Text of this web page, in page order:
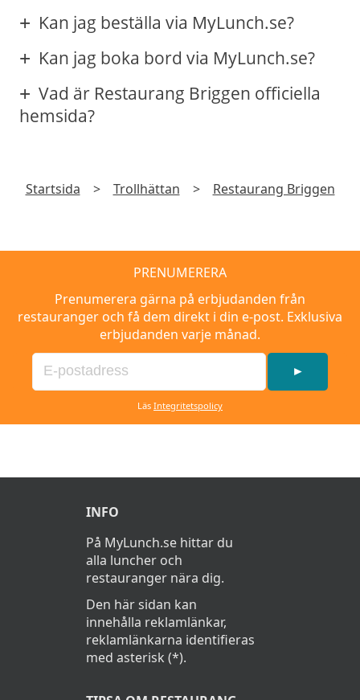
Kan jag beställa via MyLunch.se?
Kan jag boka bord via MyLunch.se?
Vad är Restaurang Briggen officiella
hemsida?
Startsida > Trollhättan > Restaurang Briggen
PRENUMERERA
Prenumerera gärna på erbjudanden från
restauranger och få dem direkt i din e-post. Exklusiva
erbjudanden varje månad.
►
Läs Integritetspolicy
INFO
På MyLunch.se hittar du
alla luncher och
restauranger nära dig.
Den här sidan kan
innehålla reklamlänkar,
reklamlänkarna identifieras
med asterisk (*).